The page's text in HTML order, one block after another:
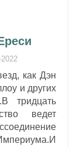
как Дэн
и других
тридцать
ведет